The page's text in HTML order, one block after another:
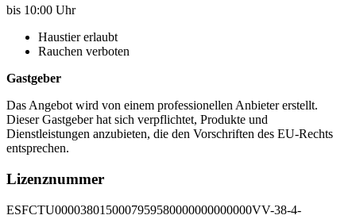
bis 10:00 Uhr
Haustier erlaubt
Rauchen verboten
Gastgeber
Das Angebot wird von einem professionellen Anbieter erstellt.
Dieser Gastgeber hat sich verpflichtet, Produkte und
Dienstleistungen anzubieten, die den Vorschriften des EU-Rechts
entsprechen.
Lizenznummer
ESFCTU0000380150007959580000000000000VV-38-4-